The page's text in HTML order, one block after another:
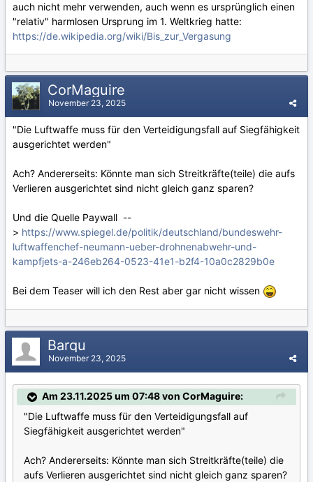
auch nicht mehr verwenden, auch wenn es ursprünglich einen
"relativ" harmlosen Ursprung im 1. Weltkrieg hatte:
https://de.wikipedia.org/wiki/Bis_zur_Vergasung
CorMaguire
November 23, 2025
"Die Luftwaffe muss für den Verteidigungsfall auf Siegfähigkeit
ausgerichtet werden"
Ach? Andererseits: Könnte man sich Streitkräfte(teile) die aufs
Verlieren ausgerichtet sind nicht gleich ganz sparen?
Und die Quelle Paywall --
> https://www.spiegel.de/politik/deutschland/bundeswehr-
luftwaffenchef-neumann-ueber-drohnenabwehr-und-
kampfjets-a-246eb264-0523-41e1-b2f4-10a0c2829b0e
Bei dem Teaser will ich den Rest aber gar nicht wissen
Barqu
November 23, 2025
Am 23.11.2025 um 07:48 von CorMaguire:
"Die Luftwaffe muss für den Verteidigungsfall auf
Siegfähigkeit ausgerichtet werden"
Ach? Andererseits: Könnte man sich Streitkräfte(teile) die
aufs Verlieren ausgerichtet sind nicht gleich ganz sparen?